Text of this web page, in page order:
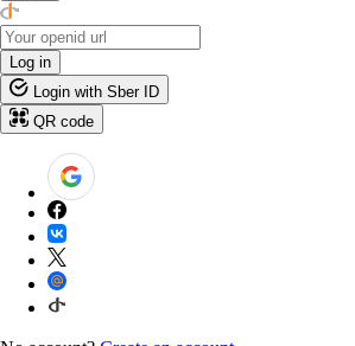
Log in
Login with Sber ID
QR code